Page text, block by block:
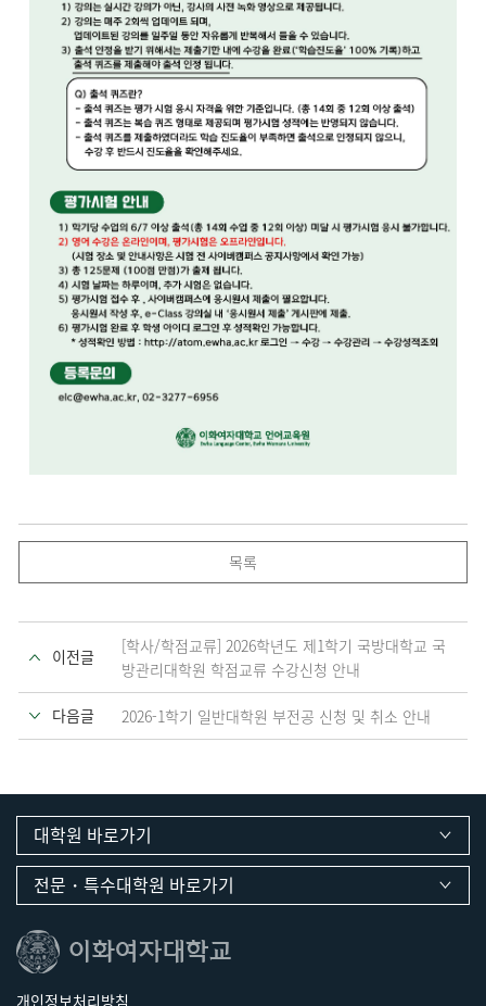
목록
이전글
[학사/학점교류] 2026학년도 제1학기 국방대학교 국
방관리대학원 학점교류 수강신청 안내
다음글 2026-1학기 일반대학원 부전공 신청 및 취소 안내
대학원 바로가기
전문・특수대학원 바로가기
개인정보처리방침